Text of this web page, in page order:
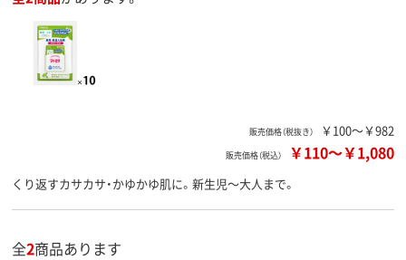
販売価格（税抜き） ￥100～￥982
販売価格（税込） ￥110～￥1,080
くり返すカサカサ・かゆかゆ肌に。新生児～大人まで。
全2商品あります